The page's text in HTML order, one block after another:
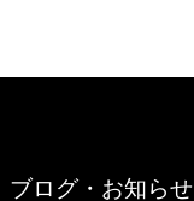
ブログ・お知らせ